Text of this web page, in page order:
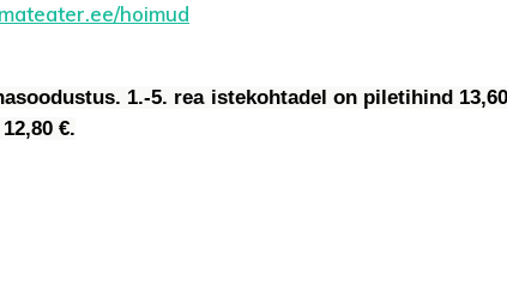
hoimud
1.-5. rea istekohtadel on piletihind
€.